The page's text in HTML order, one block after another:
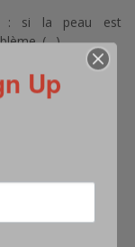
: si la peau est
(…)
ajoute-de-l-
Up